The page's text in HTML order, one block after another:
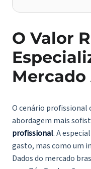
O Valor
O cenário profissional
abordagem mais
profissional. A
gasto, mas como um
Dados do mercado